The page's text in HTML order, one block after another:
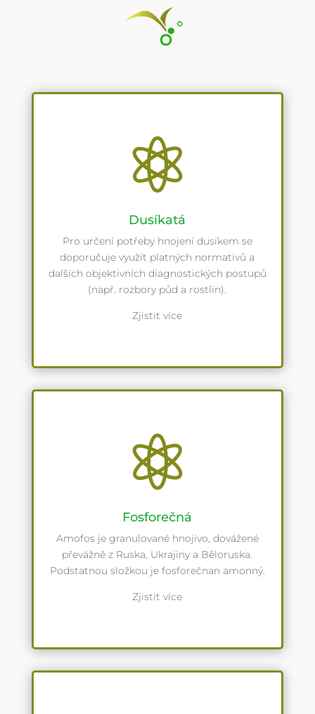

Dusíkatá
Pro určení potřeby hnojení dusíkem se
doporučuje využít platných normativů a
dalších objektivních diagnostických postupů
(např. rozbory půd a rostlin).
Zjistit více

Fosforečná
Amofos je granulované hnojivo, dovážené
převážně z Ruska, Ukrajiny a Běloruska.
Podstatnou složkou je fosforečnan amonný.
Zjistit více